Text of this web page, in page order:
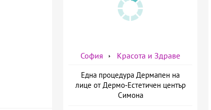
София Красота и Здраве
Една процедура Дермапен на
лице от Дермо-Естетичен център
Симона